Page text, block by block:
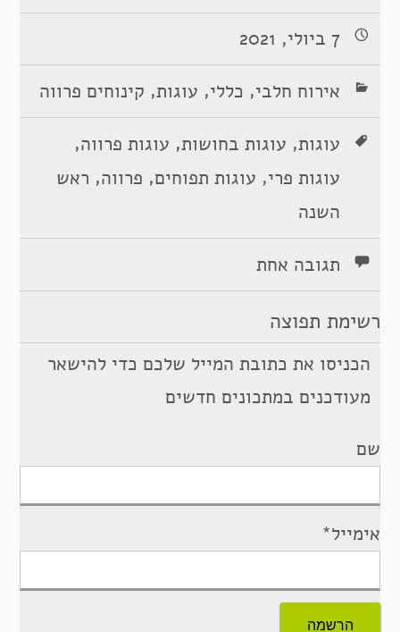
7 ביולי, 2021
אירוח חלבי, כללי, עוגות, קינוחים פרווה
עוגות, עוגות בחושות, עוגות פרווה,
עוגות פרי, עוגות תפוחים, פרווה, ראש
השנה
תגובה אחת
רשימת תפוצה
הכניסו את כתובת המייל שלכם כדי להישאר
מעודכנים במתכונים חדשים
שם
אימייל*